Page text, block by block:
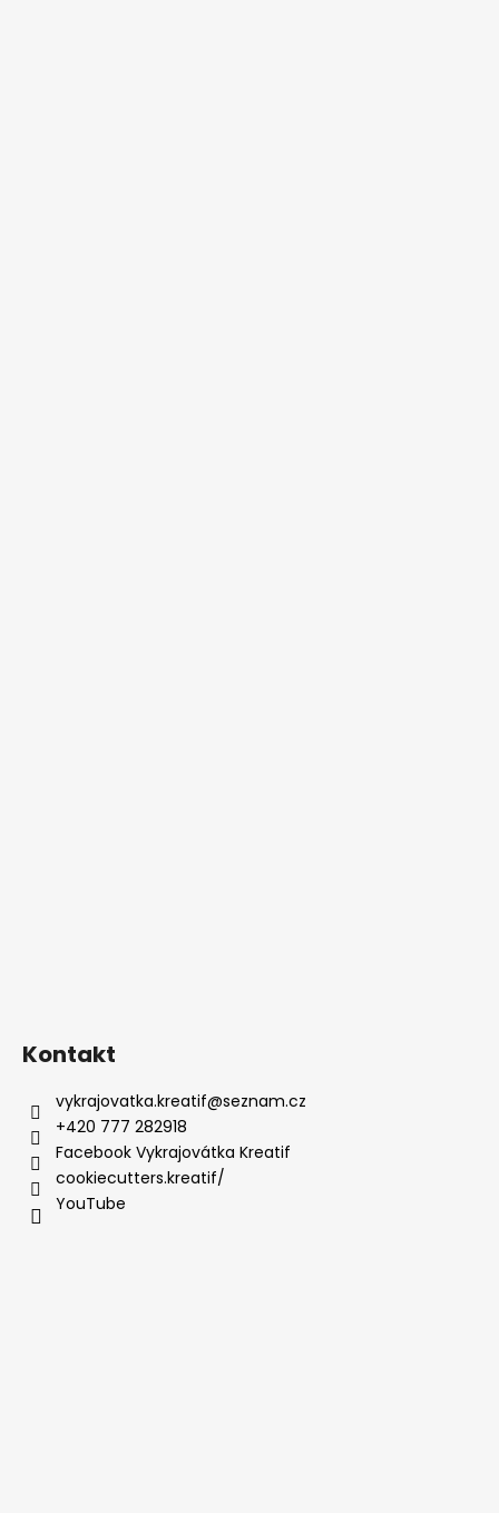
Kontakt
vykrajovatka.kreatif@seznam.cz
+420 777 282918
Facebook Vykrajovátka Kreatif
cookiecutters.kreatif/
YouTube